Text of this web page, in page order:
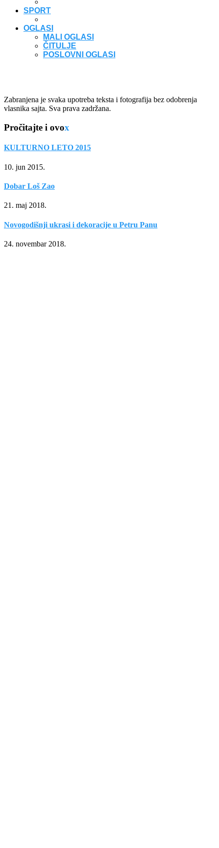
SPORT
OGLASI
MALI OGLASI
ČITULJE
POSLOVNI OGLASI
Zabranjena je svaka upotreba teksta i fotografija bez odobrenja
vlasnika sajta. Sva prava zadržana.
Pročitajte i ovox
KULTURNO LETO 2015
10. jun 2015.
Dobar Loš Zao
21. maj 2018.
Novogodišnji ukrasi i dekoracije u Petru Panu
24. novembar 2018.